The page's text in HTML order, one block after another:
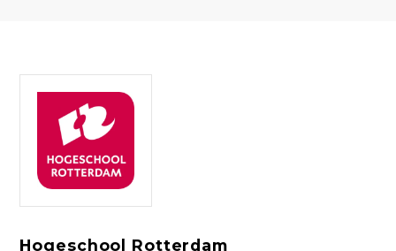
Hogeschool Rotterdam